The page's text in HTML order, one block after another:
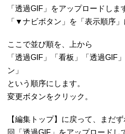
「透過GIF」をアップロードしま
「▼ナビボタン」を「表示順序」
ここで並び順を、上から
「透過GIF」「看板」「透過GIF
ン」
という順序にします。
変更ボタンをクリック。
【編集トップ】に戻って、まだ
回「透過GIF」をアップロードし